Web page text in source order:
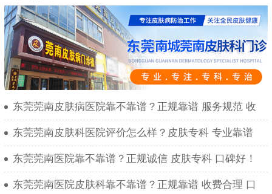
东莞莞南皮肤病医院靠不靠谱？正规靠谱 服务规范 收
东莞莞南皮肤科医院评价怎么样？皮肤专科 专业靠谱
东莞莞南医院靠不靠谱？正规诚信 皮肤专科 口碑好！
东莞莞南医院皮肤科靠不靠谱？正规靠谱 收费合理 口